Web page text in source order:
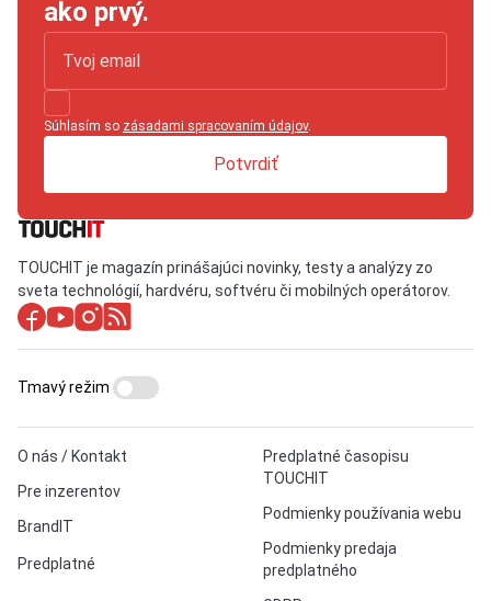
ako prvý.
Súhlasím so zásadami spracovaním údajov.
Potvrdiť
TOUCHIT je magazín prinášajúci novinky, testy a analýzy zo
sveta technológií, hardvéru, softvéru či mobilných operátorov.
O nás / Kontakt
Pre inzerentov
BrandIT
Predplatné
Predplatné časopisu
TOUCHIT
Podmienky používania webu
Podmienky predaja
predplatného
Tmavý režim